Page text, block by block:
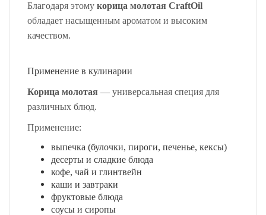
Благодаря этому корица молотая CraftOil
обладает насыщенным ароматом и высоким
качеством.
Применение в кулинарии
Корица молотая — универсальная специя для
различных блюд.
Применение:
выпечка (булочки, пироги, печенье, кексы)
десерты и сладкие блюда
кофе, чай и глинтвейн
каши и завтраки
фруктовые блюда
соусы и сиропы